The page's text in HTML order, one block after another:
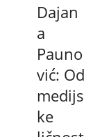
Dajan
a
Pauno
vić: Od
medijs
ke